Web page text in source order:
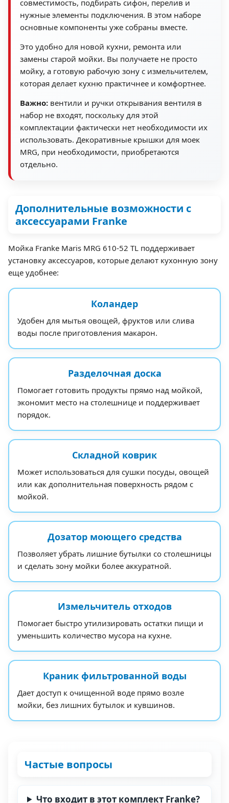
совместимость, подбирать сифон, перелив и
нужные элементы подключения. В этом наборе
основные компоненты уже собраны вместе.
Это удобно для новой кухни, ремонта или
замены старой мойки. Вы получаете не просто
мойку, а готовую рабочую зону с измельчителем,
которая делает кухню практичнее и комфортнее.
Важно: вентили и ручки открывания вентиля в
набор не входят, поскольку для этой
комплектации фактически нет необходимости их
использовать. Декоративные крышки для моек
MRG, при необходимости, приобретаются
отдельно.
Дополнительные возможности с
аксессуарами Franke
Мойка Franke Maris MRG 610-52 TL поддерживает
установку аксессуаров, которые делают кухонную зону
еще удобнее:
Коландер
Удобен для мытья овощей, фруктов или слива
воды после приготовления макарон.
Разделочная доска
Помогает готовить продукты прямо над мойкой,
экономит место на столешнице и поддерживает
порядок.
Складной коврик
Может использоваться для сушки посуды, овощей
или как дополнительная поверхность рядом с
мойкой.
Дозатор моющего средства
Позволяет убрать лишние бутылки со столешницы
и сделать зону мойки более аккуратной.
Измельчитель отходов
Помогает быстро утилизировать остатки пищи и
уменьшить количество мусора на кухне.
Краник фильтрованной воды
Дает доступ к очищенной воде прямо возле
мойки, без лишних бутылок и кувшинов.
Частые вопросы
Что входит в этот комплект Franke?